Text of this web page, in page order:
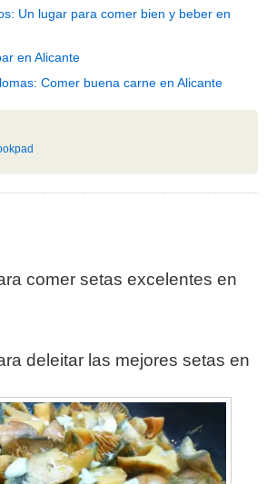
Un lugar para comer bien y beber en
en Alicante
Comer buena carne en Alicante
comer setas excelentes en
deleitar las mejores setas en